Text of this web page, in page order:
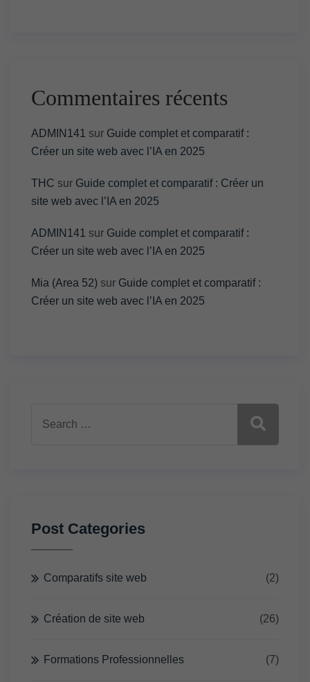
Commentaires récents
ADMIN141 sur Guide complet et comparatif :
Créer un site web avec l’IA en 2025
THC sur Guide complet et comparatif : Créer un
site web avec l’IA en 2025
ADMIN141 sur Guide complet et comparatif :
Créer un site web avec l’IA en 2025
Mia (Area 52) sur Guide complet et comparatif :
Créer un site web avec l’IA en 2025
Post Categories
Comparatifs site web (2)
Création de site web (26)
Formations Professionnelles (7)